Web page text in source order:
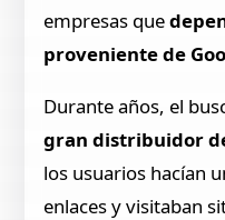
empresas que
proveniente de
Durante años, el
gran distribuidor
los usuarios hacían
enlaces y visitaban